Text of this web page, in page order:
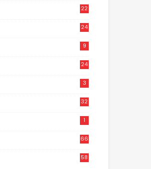
22
24
9
24
3
32
1
66
58